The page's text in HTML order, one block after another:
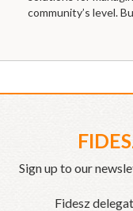
community’s level.
Sign up to our
Fidesz